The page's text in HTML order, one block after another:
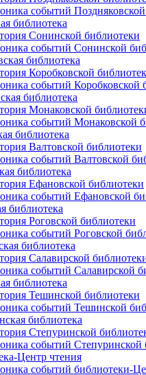
событий
библиотека
Сонинской библиотеки
событий Сонинской
библиотека
Коробковской
событий Коробковской
библиотека
Монаковской
событий Монаковской
библиотека
Валтовской библиотеки
событий Валтовской
библиотека
Ефановской библиотеки
событий Ефановской
библиотека
Роговской библиотеки
событий Роговской
библиотека
Салавирской
событий Салавирской
библиотека
Тешинской библиотеки
событий Тешинской
библиотека
Степуринской
событий Степуринской
Центр чтения
событий библиотеки-